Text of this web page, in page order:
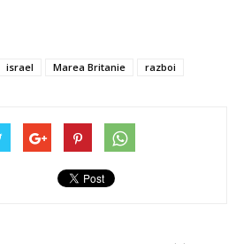
israel Marea Britanie razboi